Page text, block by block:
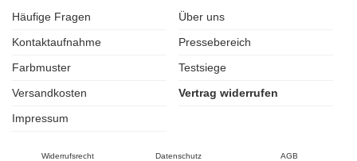
Häufige Fragen
Über uns
Kontaktaufnahme
Pressebereich
Farbmuster
Testsiege
Versandkosten
Vertrag widerrufen
Impressum
Widerrufsrecht Datenschutz AGB